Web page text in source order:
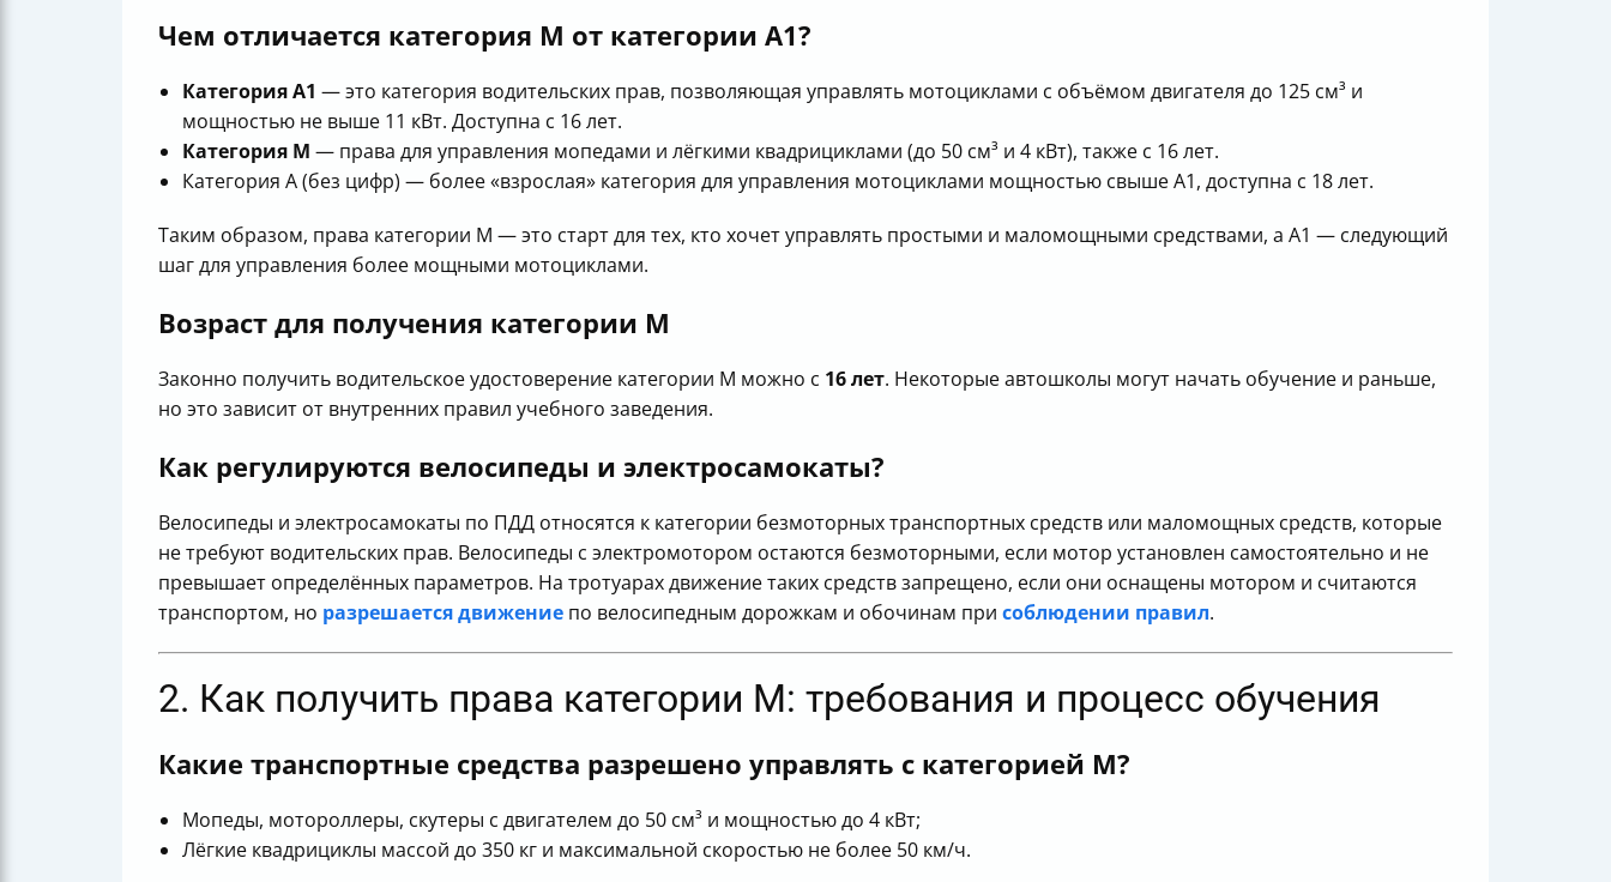
Чем отличается категория M от категории A1?
Категория A1 — это категория водительских прав, позволяющая управлять мотоциклами с объёмом двигателя до 125 см³ и
мощностью не выше 11 кВт. Доступна с 16 лет.
Категория M — права для управления мопедами и лёгкими квадрициклами (до 50 см³ и 4 кВт), также с 16 лет.
Категория A (без цифр) — более «взрослая» категория для управления мотоциклами мощностью свыше A1, доступна с 18 лет.
Таким образом, права категории M — это старт для тех, кто хочет управлять простыми и маломощными средствами, а A1 — следующий
шаг для управления более мощными мотоциклами.
Возраст для получения категории M
Законно получить водительское удостоверение категории M можно с 16 лет. Некоторые автошколы могут начать обучение и раньше,
но это зависит от внутренних правил учебного заведения.
Как регулируются велосипеды и электросамокаты?
Велосипеды и электросамокаты по ПДД относятся к категории безмоторных транспортных средств или маломощных средств, которые
не требуют водительских прав. Велосипеды с электромотором остаются безмоторными, если мотор установлен самостоятельно и не
превышает определённых параметров. На тротуарах движение таких средств запрещено, если они оснащены мотором и считаются
транспортом, но разрешается движение по велосипедным дорожкам и обочинам при соблюдении правил.
2. Как получить права категории M: требования и процесс обучения
Какие транспортные средства разрешено управлять с категорией M?
Мопеды, мотороллеры, скутеры с двигателем до 50 см³ и мощностью до 4 кВт;
Лёгкие квадрициклы массой до 350 кг и максимальной скоростью не более 50 км/ч.